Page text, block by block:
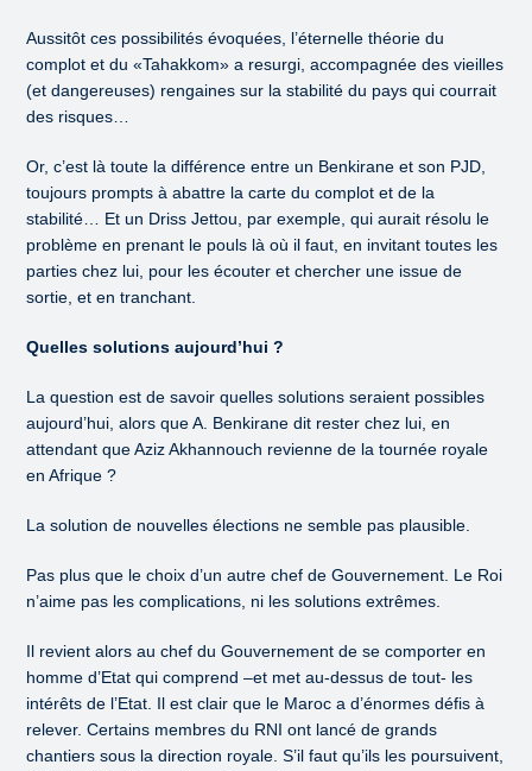
Aussitôt ces possibilités évoquées, l’éternelle théorie du
complot et du «Tahakkom» a resurgi, accompagnée des vieilles
(et dangereuses) rengaines sur la stabilité du pays qui courrait
des risques…
Or, c’est là toute la différence entre un Benkirane et son PJD,
toujours prompts à abattre la carte du complot et de la
stabilité… Et un Driss Jettou, par exemple, qui aurait résolu le
problème en prenant le pouls là où il faut, en invitant toutes les
parties chez lui, pour les écouter et chercher une issue de
sortie, et en tranchant.
Quelles solutions aujourd’hui ?
La question est de savoir quelles solutions seraient possibles
aujourd’hui, alors que A. Benkirane dit rester chez lui, en
attendant que Aziz Akhannouch revienne de la tournée royale
en Afrique ?
La solution de nouvelles élections ne semble pas plausible.
Pas plus que le choix d’un autre chef de Gouvernement. Le Roi
n’aime pas les complications, ni les solutions extrêmes.
Il revient alors au chef du Gouvernement de se comporter en
homme d’Etat qui comprend –et met au-dessus de tout- les
intérêts de l’Etat. Il est clair que le Maroc a d’énormes défis à
relever. Certains membres du RNI ont lancé de grands
chantiers sous la direction royale. S’il faut qu’ils les poursuivent,